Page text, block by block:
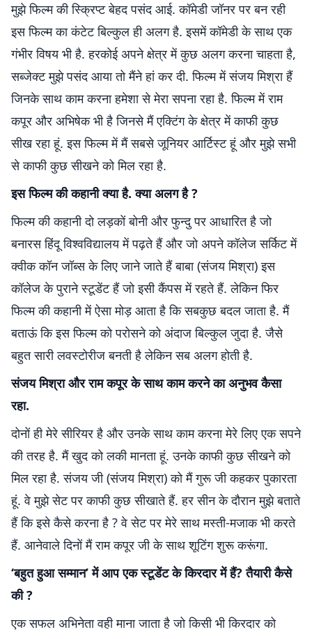
मुझे फिल्‍म की स्क्रिप्‍ट बेहद पसंद आई. कॉमेडी जॉनर पर बन रही
इस फिल्‍म का कंटेट बिल्‍कुल ही अलग है. इसमें कॉमेडी के साथ एक
गंभीर विषय भी है. हरकोई अपने क्षेत्र में कुछ अलग करना चाहता है,
सब्‍जेक्‍ट मुझे पसंद आया तो मैंने हां कर दी. फिल्‍म में संजय मिश्रा हैं
जिनके साथ काम करना हमेशा से मेरा सपना रहा है. फिल्‍म में राम
कपूर और अभिषेक भी है जिनसे मैं एक्टिंग के क्षेत्र में काफी कुछ
सीख रहा हूं. इस फिल्‍म में मैं सबसे जूनियर आर्टिस्‍ट हूं और मुझे सभी
से काफी कुछ सीखने को मिल रहा है.
इस फिल्‍म की कहानी क्‍या है. क्‍या अलग है ?
फिल्‍म की कहानी दो लड़कों बोनी और फुन्‍दु पर आधारित है जो
बनारस हिंदू विश्‍वविद्यालय में पढ़ते हैं और जो अपने कॉलेज सर्किट में
क्वीक कॉन जॉब्स के लिए जाने जाते हैं बाबा (संजय मिश्रा) इस
कॉलेज के पुराने स्‍टू‍डेंट हैं जो इसी कैंपस में रहते हैं. लेकिन फिर
फिल्‍म की कहानी में ऐसा मोड़ आता है कि सबकुछ बदल जाता है. मैं
बताऊं कि इस फिल्‍म को परोसने को अंदाज बिल्‍कुल जुदा है. जैसे
बहुत सारी लवस्‍टोरीज बनती है लेकिन सब अलग होती है.
संजय मिश्रा और राम कपूर के साथ काम करने का अनुभव कैसा
रहा.
दोनों ही मेरे सीरियर है और उनके साथ काम करना मेरे लिए एक सपने
की तरह है. मैं खुद को लकी मानता हूं. उनके काफी कुछ सीखने को
मिल रहा है. संजय जी (संजय मिश्रा) को मैं गुरू जी कहकर पुकारता
हूं. वे मुझे सेट पर काफी कुछ सीखाते हैं. हर सीन के दौरान मुझे बताते
हैं कि इसे कैसे करना है ? वे सेट पर मेरे साथ मस्‍ती-मजाक भी करते
हैं. आनेवाले दिनों मैं राम कपूर जी के साथ शूटिंग शुरू करूंगा.
‘बहुत हुआ सम्‍मान’ में आप एक स्‍टूडेंट के किरदार में हैं? तैयारी कैसे
की ?
एक सफल अभिनेता वही माना जाता है जो किसी भी किरदार को